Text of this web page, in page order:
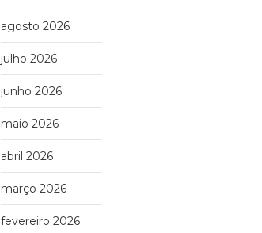
agosto 2026
julho 2026
junho 2026
maio 2026
abril 2026
março 2026
fevereiro 2026